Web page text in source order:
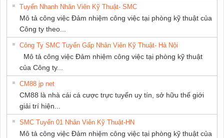
Tuyển Nhanh Nhân Viên Kỹ Thuật- SMC
Mô tả công việc Đảm nhiệm công việc tại phòng kỹ thuật của
Công ty theo...
Công Ty SMC Tuyển Gấp Nhân Viên Kỹ Thuật- Hà Nội
Mô tả công việc Đảm nhiệm công việc tại phòng kỹ thuật
của Công ty...
CM88 jp net
CM88 là nhà cái cá cược trực tuyến uy tín, sở hữu thế giới
giải trí hiện...
SMC Tuyển 01 Nhân Viên Kỹ Thuật-HN
Mô tả công việc Đảm nhiệm công việc tại phòng kỹ thuật của